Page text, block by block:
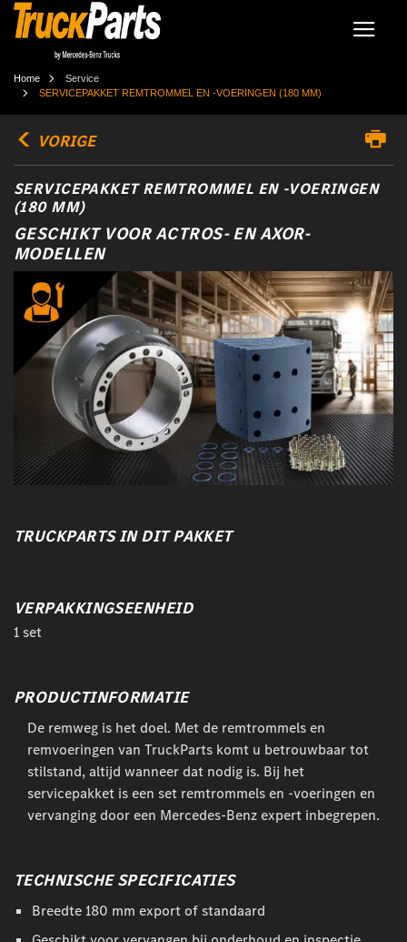
Home
Service
SERVICEPAKKET REMTROMMEL EN -VOERINGEN (180 MM)
VORIGE
SERVICEPAKKET REMTROMMEL EN -VOERINGEN
(180 MM)
GESCHIKT VOOR ACTROS- EN AXOR-
MODELLEN
TRUCKPARTS IN DIT PAKKET
VERPAKKINGSEENHEID
1 set
PRODUCTINFORMATIE
De remweg is het doel. Met de remtrommels en
remvoeringen van TruckParts komt u betrouwbaar tot
stilstand, altijd wanneer dat nodig is. Bij het
servicepakket is een set remtrommels en -voeringen en
vervanging door een Mercedes-Benz expert inbegrepen.
TECHNISCHE SPECIFICATIES
Breedte 180 mm export of standaard